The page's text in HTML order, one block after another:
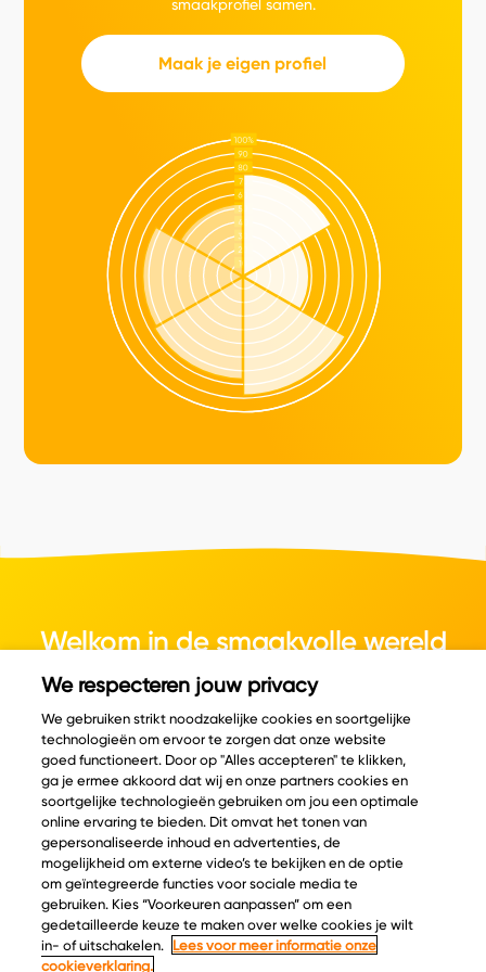
smaakprofiel samen.
Maak je eigen profiel
Welkom in de smaakvolle wereld
van kaas.
© Copyright 2026 Velder
Inspiratie
Kaascatalogus
Recepten
Kaasplankjes
Informatie
Over ons
Ontdek
Keurmerken
We respecteren jouw privacy
We gebruiken strikt noodzakelijke cookies en soortgelijke
technologieën om ervoor te zorgen dat onze website
goed functioneert. Door op "Alles accepteren" te klikken,
ga je ermee akkoord dat wij en onze partners cookies en
soortgelijke technologieën gebruiken om jou een optimale
online ervaring te bieden. Dit omvat het tonen van
gepersonaliseerde inhoud en advertenties, de
mogelijkheid om externe video’s te bekijken en de optie
om geïntegreerde functies voor sociale media te
gebruiken. Kies “Voorkeuren aanpassen” om een
gedetailleerde keuze te maken over welke cookies je wilt
in- of uitschakelen.
Lees voor meer informatie onze
cookieverklaring.